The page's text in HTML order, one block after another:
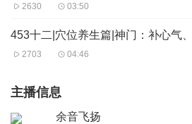
2630 03:50
453十二|穴位养生篇|神门：补心气
2703 04:46
主播信息
余音飞扬